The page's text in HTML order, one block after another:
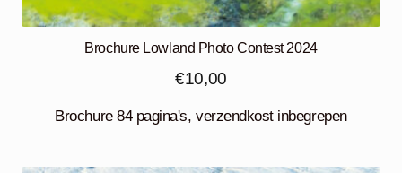
Brochure Lowland Photo Contest 2024
€10,00
Brochure 84 pagina's, verzendkost inbegrepen